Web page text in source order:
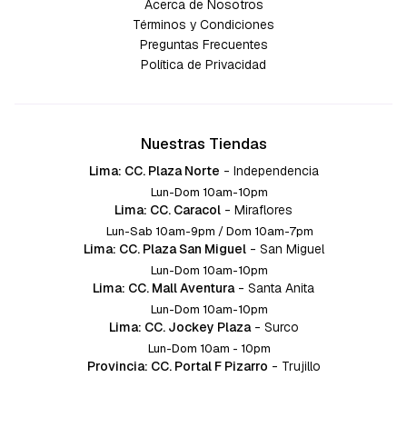
Acerca de Nosotros
Términos y Condiciones
Preguntas Frecuentes
Política de Privacidad
Nuestras Tiendas
Lima: CC. Plaza Norte - Independencia
Lun-Dom 10am-10pm
Lima: CC. Caracol - Miraflores
Lun-Sab 10am-9pm / Dom 10am-7pm
Lima: CC. Plaza San Miguel - San Miguel
Lun-Dom 10am-10pm
Lima: CC. Mall Aventura - Santa Anita
Lun-Dom 10am-10pm
Lima: CC. Jockey Plaza - Surco
Lun-Dom 10am - 10pm
Provincia: CC. Portal F Pizarro - Trujillo